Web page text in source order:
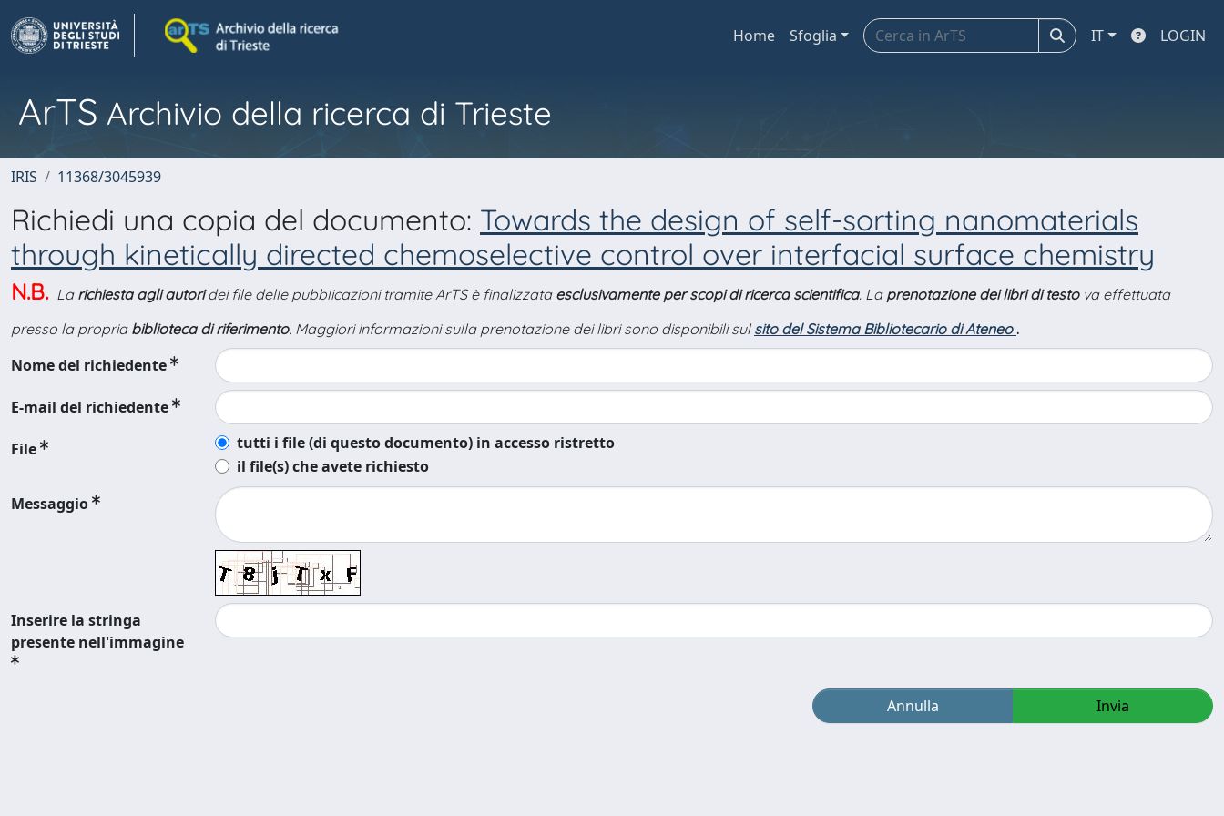
Home Sfoglia IT LOGIN
ArTS Archivio della ricerca di Trieste
IRIS 11368/3045939
Richiedi una copia del documento: Towards the design of self-sorting nanomaterials
through kinetically directed chemoselective control over interfacial surface chemistry
N.B. La richiesta agli autoridei file delle pubblicazioni tramite ArTS è finalizzata esclusivamente per scopi di ricerca scientifica. La prenotazione dei libri di testova effettuata
presso la propria biblioteca di riferimento. Maggiori informazioni sulla prenotazione dei libri sono disponibili sul sito del Sistema Bibliotecario di Ateneo .
Nome del richiedente
E-mail del richiedente
File
tutti i file (di questo documento) in accesso ristretto
il file(s) che avete richiesto
Messaggio
Inserire la stringa
presente nell'immagine
Annulla Invia